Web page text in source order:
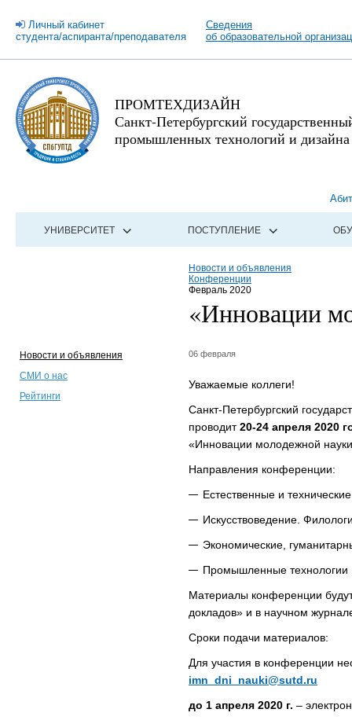
Личный кабинет
студента/аспиранта/преподавателя
Сведения
об образовательной
ПРОМТЕХДИЗАЙН
Санкт-Петербургский
промышленных технологий и дизайна
УНИВЕРСИТЕТ ПОСТУПЛЕНИЕ
Новости и объявления
Конференции
Февраль 2020
«Инновации
Новости и объявления
СМИ о нас
Рейтинги
06 февраля
Уважаемые коллеги!
Санкт-Петербургский
проводит20-24 апреля 2020
«Инновации молодежной
Направления конференции:
Естественные и
Искусствоведение.
Экономические,
Промышленные технологии
Материалы конференции
докладов» и в научном
Сроки подачи материалов:
Для участия в конференции
imn_dni_nauki@sutd.ru
до 1 апреля 2020 г. –